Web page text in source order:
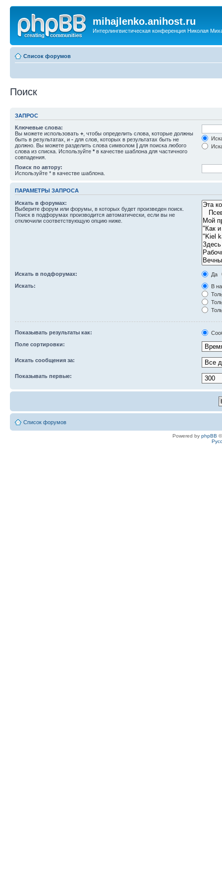
mihajlenko.anihost.ru
Интерлингвистическая конференция Николая
Список форумов
Поиск
ЗАПРОС
Ключевые слова:
Вы можете использовать + , чтобы определить слова, которые должны
быть в результатах, и - для слов, которых в результатах быть не
должно. Вы можете разделить слова символом | для поиска любого
слова из списка. Используйте * в качестве шаблона для частичного
совпадения.
Поиск по автору:
Используйте * в качестве шаблона.
ПАРАМЕТРЫ ЗАПРОСА
Искать в форумах:
Выберите форум или форумы, в которых будет произведен поиск.
Поиск в подфорумах производится автоматически, если вы не
отключили соответствующую опцию ниже.
Искать в подфорумах:
Да
Искать:
В
Показывать результаты как:
Поле сортировки:
Искать сообщения за:
Показывать первые:
Список форумов
Powered by phpBB